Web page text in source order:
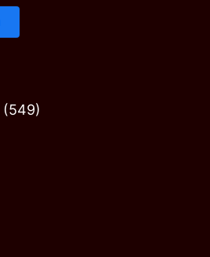
(549)